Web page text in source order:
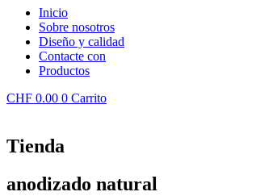
Inicio
Sobre nosotros
Diseño y calidad
Contacte con
Productos
CHF 0.00 0 Carrito
Tienda
anodizado natural